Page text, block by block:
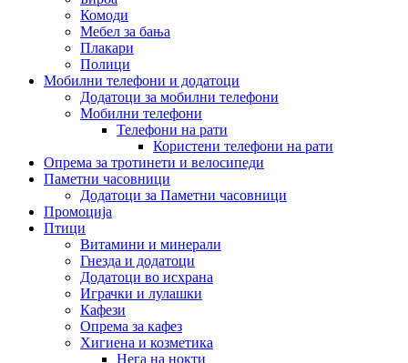
Комоди
Мебел за бања
Плакари
Полици
Мобилни телефони и додатоци
Додатоци за мобилни телефони
Мобилни телефони
Телефони на рати
Користени телефони на рати
Опрема за тротинети и велосипеди
Паметни часовници
Додатоци за Паметни часовници
Промоција
Птици
Витамини и минерали
Гнезда и додатоци
Додатоци во исхрана
Играчки и лулашки
Кафези
Опрема за кафез
Хигиена и козметика
Нега на нокти